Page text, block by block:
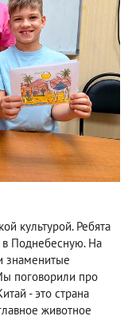
культурой. Ребята
Поднебесную. На
знаменитые
поговорили про
- это страна
животное